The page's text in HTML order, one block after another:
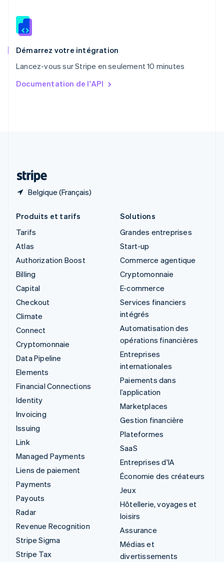
Démarrez votre intégration
Lancez-vous sur Stripe en seulement 10 minutes
Documentation de l'API
Belgique (Français)
Roumanie
Royaume-Uni
English
English简体中文
English
Produits et tarifs
Tarifs
Atlas
Authorization Boost
Billing
Capital
Checkout
Climate
Connect
Cryptomonnaie
Data Pipeline
Elements
Financial Connections
Identity
Invoicing
Issuing
Link
Managed Payments
Liens de paiement
Payments
Payouts
Radar
Revenue Recognition
Stripe Sigma
Stripe Tax
Solutions
Grandes entreprises
Start-up
Commerce agentique
Cryptomonnaie
E-commerce
Services financiers
intégrés
Automatisation des
opérations financières
Entreprises
internationales
Paiements dans
l’application
Marketplaces
Gestion financière
Plateformes
SaaS
Entreprises d'IA
Économie des créateurs
Jeux
Hôtellerie, voyages et
loisirs
Assurance
Médias et
divertissements